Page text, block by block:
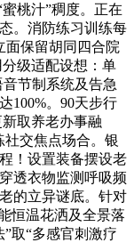
桃汁”稠度。正在
。消防练习训练每
面保留胡同四合院
级适配设想：单
节制系统及告急
100%。90天步行
取养老办事融
交焦点场合。银
！设置装备摆设老
透衣物监测呼吸频
的立异谜底。针对
恒温花洒及全景落
取“多感官刺激疗